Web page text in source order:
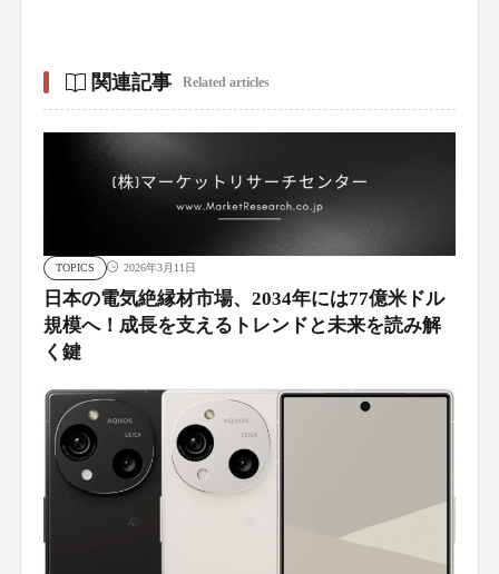
関連記事 Related articles
TOPICS 2026年3月11日
日本の電気絶縁材市場、2034年には77億米ドル
規模へ！成長を支えるトレンドと未来を読み解
く鍵